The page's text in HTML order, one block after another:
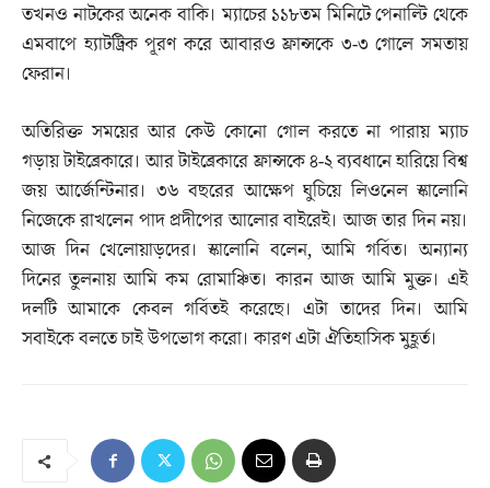
তখনও নাটকের অনেক বাকি। ম্যাচের ১১৮তম মিনিটে পেনাল্টি থেকে
এমবাপে হ্যাটট্রিক পূরণ করে আবারও ফ্রান্সকে ৩-৩ গোলে সমতায়
ফেরান।
অতিরিক্ত সময়ের আর কেউ কোনো গোল করতে না পারায় ম্যাচ
গড়ায় টাইব্রেকারে। আর টাইব্রেকারে ফ্রান্সকে ৪-২ ব্যবধানে হারিয়ে বিশ্ব
জয় আর্জেন্টিনার। ৩৬ বছরের আক্ষেপ ঘুচিয়ে লিওনেল স্কালোনি
নিজেকে রাখলেন পাদ প্রদীপের আলোর বাইরেই। আজ তার দিন নয়।
আজ দিন খেলোয়াড়দের। স্কালোনি বলেন, আমি গর্বিত। অন্যান্য
দিনের তুলনায় আমি কম রোমাঞ্চিত। কারন আজ আমি মুক্ত। এই
দলটি আমাকে কেবল গর্বিতই করেছে। এটা তাদের দিন। আমি
সবাইকে বলতে চাই উপভোগ করো। কারণ এটা ঐতিহাসিক মুহূর্ত।